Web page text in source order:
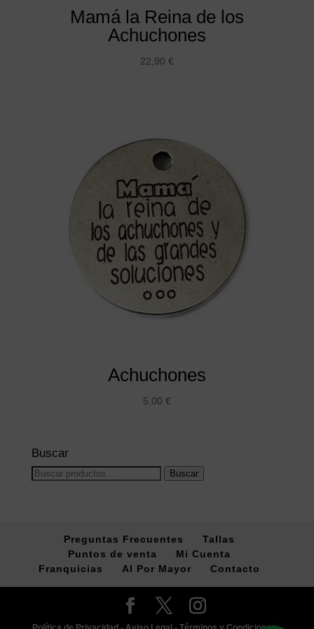
Mamá la Reina de los
Achuchones
22,90 €
Achuchones
5,00 €
Buscar
Buscar
Buscar
Preguntas Frecuentes
Tallas
Puntos de venta
Mi Cuenta
Franquicias
Al Por Mayor Contacto